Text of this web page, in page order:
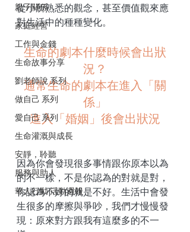
親子關係
家庭經營
工作與金錢
生命故事分享
劉老師說 系列
做自己 系列
愛自己 系列
生命灌溉與成長
安靜，聆聽
服務與助人
華人行動 活動週報
從小所熟悉的觀念，甚至價值觀來應
對生活中的種種變化。
生命的劇本什麼時候會出狀
況？
通常生命的劇本在進入「關
係」
進入「婚姻」後會出狀況
因為你會發現很多事情跟你原本以為
的不一樣，不是你認為的對就是對，
你認為不好的就是不好。生活中會發
生很多的摩擦與爭吵，我們才慢慢發
現：原來對方跟我有這麼多的不一